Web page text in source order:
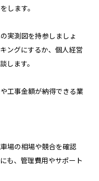
します。
実測図を持参しましょ
ングにするか、個人経営
します。
工事金額が納得できる業
場の相場や競合を確認
も、管理費用やサポート